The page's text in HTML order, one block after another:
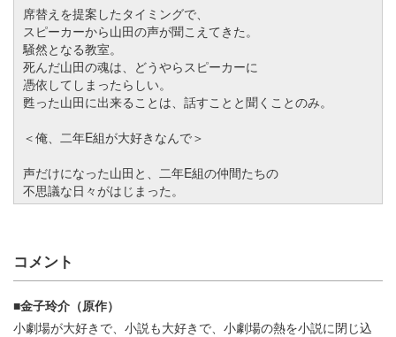
席替えを提案したタイミングで、
スピーカーから山田の声が聞こえてきた。
騒然となる教室。
死んだ山田の魂は、どうやらスピーカーに
憑依してしまったらしい。
甦った山田に出来ることは、話すことと聞くことのみ。
＜俺、二年E組が大好きなんで＞
声だけになった山田と、二年E組の仲間たちの
不思議な日々がはじまった。
コメント
■金子玲介（原作）
小劇場が大好きで、小説も大好きで、小劇場の熱を小説に閉じ込